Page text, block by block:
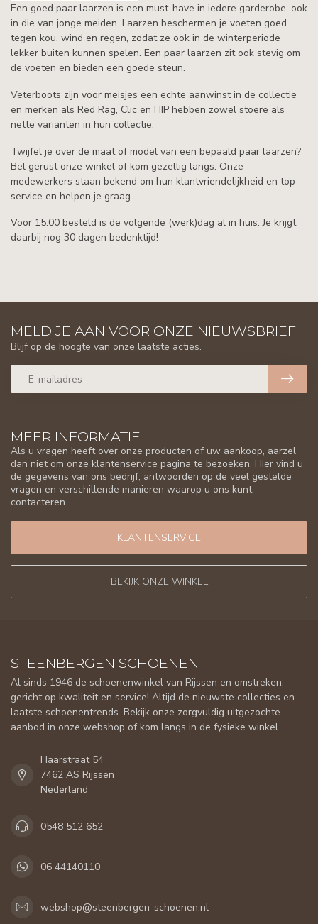
Een goed paar laarzen is een must-have in iedere garderobe, ook
in die van jonge meiden. Laarzen beschermen je voeten goed
tegen kou, wind en regen, zodat ze ook in de winterperiode
lekker buiten kunnen spelen. Een paar laarzen zit ook stevig om
de voeten en bieden een goede steun.
Veterboots zijn voor meisjes een echte aanwinst in de collectie
en merken als Red Rag, Clic en HIP hebben zowel stoere als
nette varianten in hun collectie.
Twijfel je over de maat of model van een bepaald paar laarzen?
Bel gerust onze winkel of kom gezellig langs. Onze
medewerkers staan bekend om hun klantvriendelijkheid en top
service en helpen je graag.
Voor 15:00 besteld is de volgende (werk)dag al in huis. Je krijgt
daarbij nog 30 dagen bedenktijd!
MEER INFORMATIE
Als u vragen heeft over onze producten of uw aankoop, aarzel
dan niet om onze klantenservice pagina te bezoeken. Hier vind u
de gegevens van ons bedrijf, antwoorden op de veel gestelde
vragen en verschillende manieren waarop u ons kunt
contacteren.
KLANTENSERVICE
BEKIJK ONZE WINKEL
MELD JE AAN VOOR ONZE NIEUWSBRIEF
Blijf op de hoogte van onze laatste acties.
STEENBERGEN SCHOENEN
Al sinds 1946 de schoenenwinkel van Rijssen en omstreken,
gericht op kwaliteit en service! Altijd de nieuwste collecties en
laatste schoenentrends. Bekijk onze zorgvuldig uitgezochte
aanbod in onze webshop of kom langs in de fysieke winkel.
Haarstraat 54
7462 AS Rijssen
Nederland
0548 512 652
06 44140110
webshop@steenbergen-schoenen.nl